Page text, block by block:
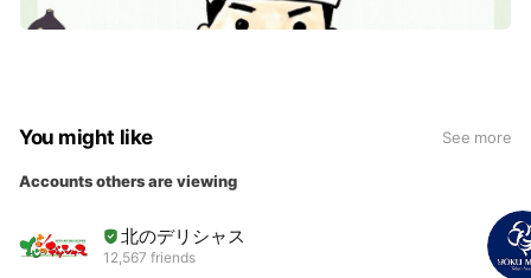
You might like See more
Accounts others are viewing
北のデリシャス
12,567 friends